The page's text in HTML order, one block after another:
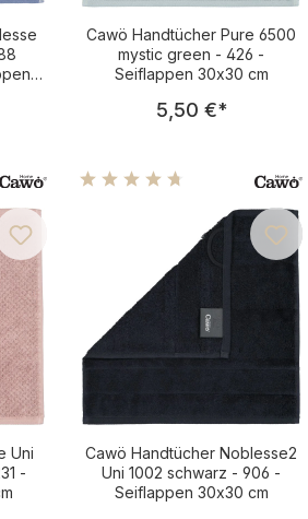
Preis:
Cawö Handtücher Pure 6500
mystic green - 426 -
Seiflappen 30x30 cm
Regulärer
5,50 €*
von 4.62 von 5 Sternen
Uni
-
Durchschnittliche
Cawö Handtücher Noblesse2
Uni 1002 schwarz - 906 -
Seiflappen 30x30 cm